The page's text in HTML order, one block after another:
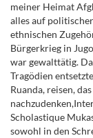
meiner Heimat
alles auf
ethnischen
Bürgerkrieg in
war gewalttätig.
Tragödien
Ruanda, reisen,
Scholastique
sowohl in den